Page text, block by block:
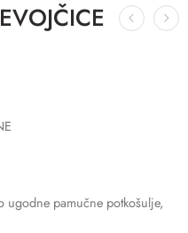
pamučne potkošulje,